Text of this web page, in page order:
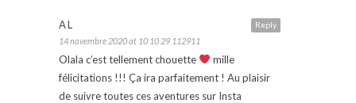
Reply
AL
14 novembre 2020 at 10 10 29 112911
Olala c’est tellement chouette
mille
félicitations !!! Ça ira parfaitement ! Au plaisir
de suivre toutes ces aventures sur Insta